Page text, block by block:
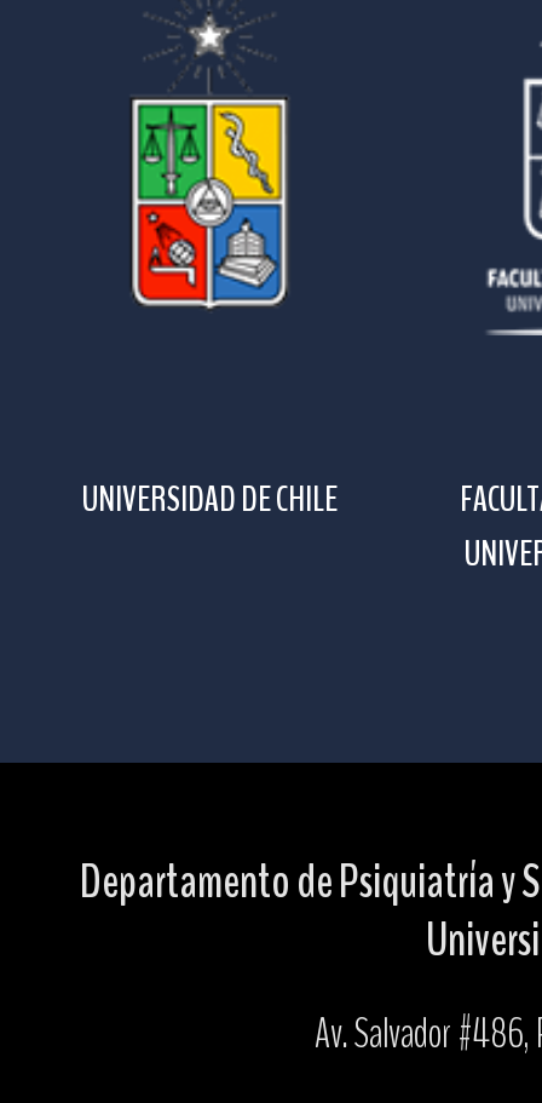
UNIVERSIDAD DE CHILE
Departamento de Psiquiatría y
Av. Salvador #486,